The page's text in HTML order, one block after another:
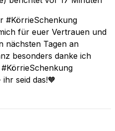
#KörrieSchenkung
für euer Vertrauen und
nächsten Tagen an
besonders danke ich
seid das!🧡